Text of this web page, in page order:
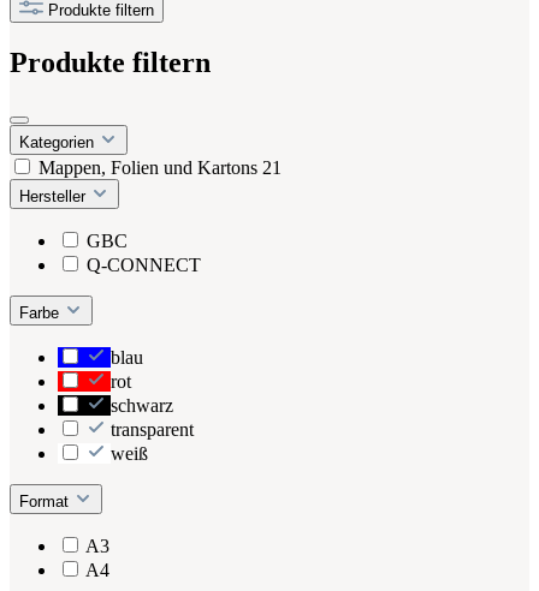
Produkte filtern
Produkte filtern
Kategorien
Mappen, Folien und Kartons 21
Hersteller
GBC
Q-CONNECT
Farbe
blau
rot
schwarz
transparent
weiß
Format
A3
A4